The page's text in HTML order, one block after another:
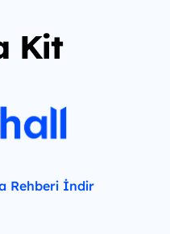
Kit
Rehberi İndir